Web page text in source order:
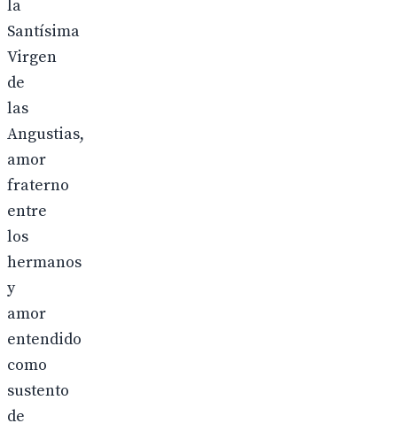
la
Santísima
Virgen
de
las
Angustias,
amor
fraterno
entre
los
hermanos
y
amor
entendido
como
sustento
de